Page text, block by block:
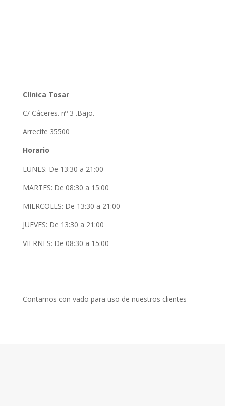
Clínica Tosar
C/ Cáceres. nº 3 .Bajo.
Arrecife 35500
Horario
LUNES: De 13:30 a 21:00
MARTES: De 08:30 a 15:00
MIERCOLES: De 13:30 a 21:00
JUEVES: De 13:30 a 21:00
VIERNES: De 08:30 a 15:00
Contamos con vado para uso de nuestros clientes